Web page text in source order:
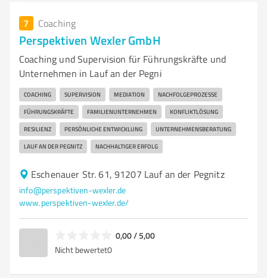
7 Coaching
Perspektiven Wexler GmbH
Coaching und Supervision für Führungskräfte und
Unternehmen in Lauf an der Pegni
COACHING SUPERVISION MEDIATION NACHFOLGEPROZESSE
FÜHRUNGSKRÄFTE FAMILIENUNTERNEHMEN KONFLIKTLÖSUNG
RESILIENZ PERSÖNLICHE ENTWICKLUNG UNTERNEHMENSBERATUNG
LAUF AN DER PEGNITZ NACHHALTIGER ERFOLG
Eschenauer Str. 61, 91207 Lauf an der Pegnitz
info@perspektiven-wexler.de
www.perspektiven-wexler.de/
0,00 / 5,00
Nicht bewertet0